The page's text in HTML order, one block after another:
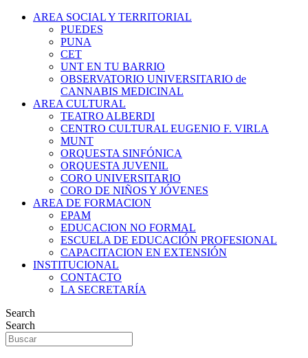
AREA SOCIAL Y TERRITORIAL
PUEDES
PUNA
CET
UNT EN TU BARRIO
OBSERVATORIO UNIVERSITARIO de
CANNABIS MEDICINAL
AREA CULTURAL
TEATRO ALBERDI
CENTRO CULTURAL EUGENIO F. VIRLA
MUNT
ORQUESTA SINFÓNICA
ORQUESTA JUVENIL
CORO UNIVERSITARIO
CORO DE NIÑOS Y JÓVENES
AREA DE FORMACION
EPAM
EDUCACION NO FORMAL
ESCUELA DE EDUCACIÓN PROFESIONAL
CAPACITACION EN EXTENSIÓN
INSTITUCIONAL
CONTACTO
LA SECRETARÍA
Search
Search